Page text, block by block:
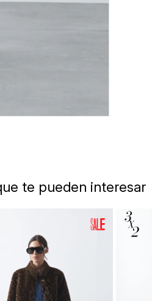
te pueden interesar